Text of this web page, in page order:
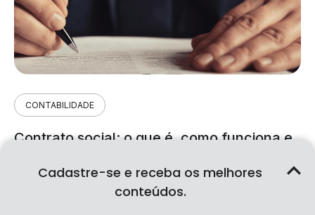
Cadastre-se e receba os melhores
conteúdos.
CONTABILIDADE
Contrato social: o que é, como funciona e
06/08/2026| 6min 39s de leitura